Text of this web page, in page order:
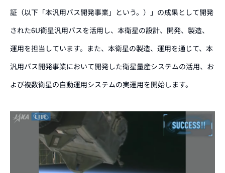
証（以下「本汎用バス開発事業」という。）」の成果として開発
された6U衛星汎用バスを活用し、本衛星の設計、開発、製造、
運用を担当しています。また、本衛星の製造、運用を通じて、本
汎用バス開発事業において開発した衛星量産システムの活用、お
よび複数衛星の自動運用システムの実運用を開始します。